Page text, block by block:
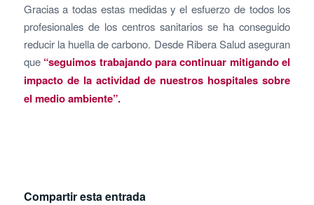
Gracias a todas estas medidas y el esfuerzo de todos los
profesionales de los centros sanitarios se ha conseguido
reducir la huella de carbono. Desde Ribera Salud aseguran
que“seguimos trabajando para continuar mitigando el
impacto de la actividad de nuestros hospitales sobre
el medio ambiente”.
Compartir esta entrada